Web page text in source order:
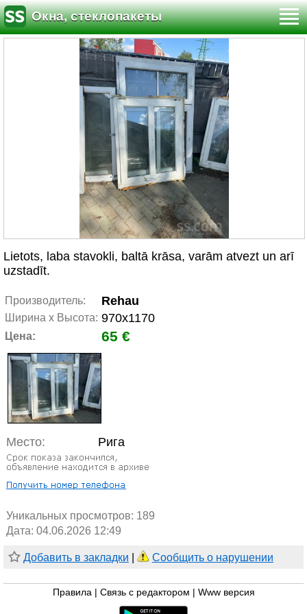
Окна, стеклопакеты
Lietots, laba stavokli, baltā krāsa, varām atvezt un arī
uzstadīt.
Производитель: Rehau
Ширина х Высота: 970x1170
Цена: 65 €
Место: Рига
Уникальных просмотров: 189
Дата: 04.06.2026 12:49
Добавить в закладки Сообщить о нарушении
Правила Связь с редактором Www версия